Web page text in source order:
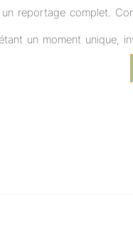
reportage complet.
un moment unique,